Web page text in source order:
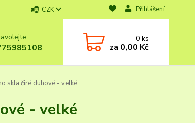
CZK Přihlášení
0ks
za 0,00 Kč
skla čiré duhové - velké
- velké